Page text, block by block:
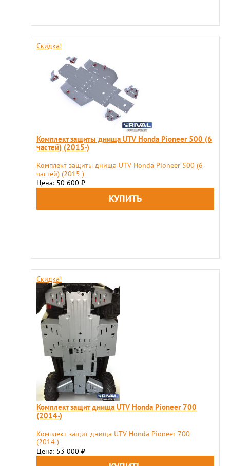
Скидка!
Комплект защиты днища UTV Honda Pioneer 500 (6
частей) (2015-)
Комплект защиты днища UTV Honda Pioneer 500 (6
частей) (2015-)
Цена: 50 600 ₽
Скидка!
Комплект защит днища UTV Honda Pioneer 700
(2014-)
Комплект защит днища UTV Honda Pioneer 700
(2014-)
Цена: 53 000 ₽